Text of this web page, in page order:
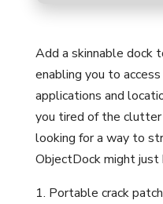
Add a skinnable dock
enabling you to
applications and
you tired of the
looking for a way to
ObjectDock might
Portable crack